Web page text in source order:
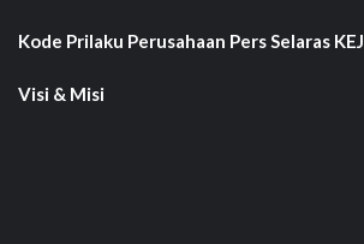
Kode Prilaku Perusahaan Pers Selaras KEJ
Visi & Misi